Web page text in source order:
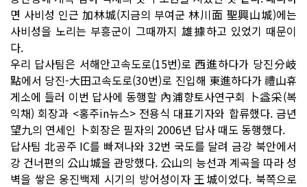
면 사비성 인근 加林城(지금의 부여군 林川面 聖興山城)에는
사비성을 노리는 부흥군이 그때까지 雄據하고 있었기 때문이
다.
우리 답사팀은 서해안고속도로(15번)로 西進하다가 당진分岐
點에서 당진-大田고속도로(30번)로 진입해 東進하다가 禮山휴
게소에 들러 이번 답사에 동행할 內浦향토사연구회 卜益采(복
익채) 회장과 <홍주in뉴스> 전용식 대표기자와 합류했다. 금년
望九의 연세인 卜회장은 필자의 2006년 답사 때도 동행했다.
답사팀 北공주 IC를 빠져나와 32번 국도를 달려 금강 북안에서
강 건너편의 公山城을 관망했다. 公山의 능선과 계곡을 따라 성
벽을 쌓은 웅진백제 시기의 방어성이자 王城이었다. 북쪽으로